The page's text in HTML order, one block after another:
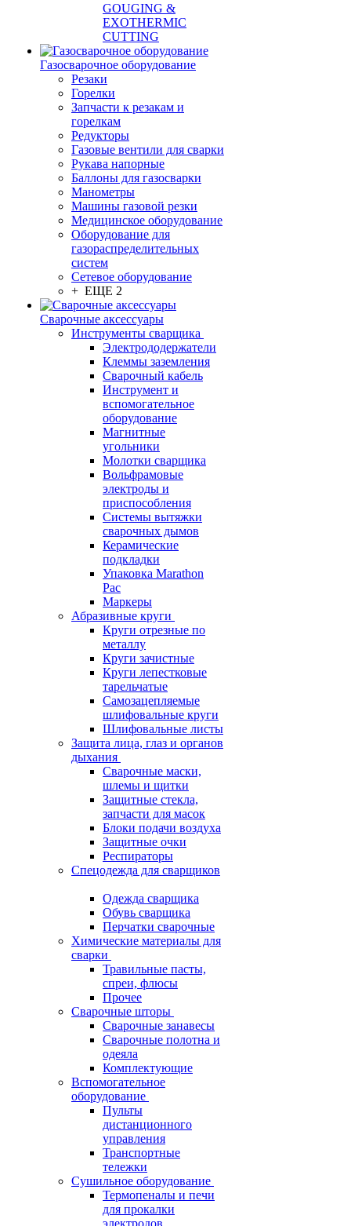
GOUGING &
EXOTHERMIC
CUTTING
Газосварочное оборудование
Резаки
Горелки
Запчасти к резакам и
горелкам
Редукторы
Газовые вентили для сварки
Рукава напорные
Баллоны для газосварки
Манометры
Машины газовой резки
Медицинское оборудование
Оборудование для
газораспределительных
систем
Сетевое оборудование
+ ЕЩЕ 2
Сварочные аксессуары
Инструменты сварщика
Электрододержатели
Клеммы заземления
Сварочный кабель
Инструмент и
вспомогательное
оборудование
Магнитные
угольники
Молотки сварщика
Вольфрамовые
электроды и
приспособления
Системы вытяжки
сварочных дымов
Керамические
подкладки
Упаковка Marathon
Pac
Маркеры
Абразивные круги
Круги отрезные по
металлу
Круги зачистные
Круги лепестковые
тарельчатые
Самозацепляемые
шлифовальные круги
Шлифовальные листы
Защита лица, глаз и органов
дыхания
Сварочные маски,
шлемы и щитки
Защитные стекла,
запчасти для масок
Блоки подачи воздуха
Защитные очки
Респираторы
Спецодежда для сварщиков
Одежда сварщика
Обувь сварщика
Перчатки сварочные
Химические материалы для
сварки
Травильные пасты,
спреи, флюсы
Прочее
Сварочные шторы
Сварочные занавесы
Сварочные полотна и
одеяла
Комплектующие
Вспомогательное
оборудование
Пульты
дистанционного
управления
Транспортные
тележки
Сушильное оборудование
Термопеналы и печи
для прокалки
электродов